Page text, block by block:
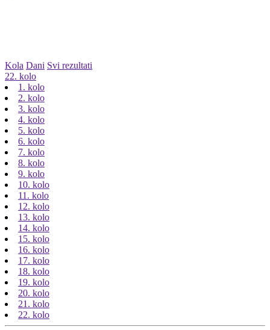
Kola Dani Svi rezultati
22. kolo
1. kolo
2. kolo
3. kolo
4. kolo
5. kolo
6. kolo
7. kolo
8. kolo
9. kolo
10. kolo
11. kolo
12. kolo
13. kolo
14. kolo
15. kolo
16. kolo
17. kolo
18. kolo
19. kolo
20. kolo
21. kolo
22. kolo